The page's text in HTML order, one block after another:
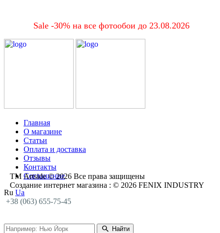
Sale -30% на все фотообои до 23.08.2026
Главная
О магазине
Статьи
Оплата и доставка
Отзывы
Контакты
Соглашение
Ru Ua
+38 (063) 655-75-45
Найти
ТМ Artside © 2026 Все права защищены
Создание интернет магазина : © 2026 FENIX INDUSTRY